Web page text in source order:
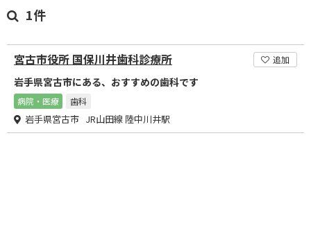
1件
宮古市役所 国保川井歯科診療所 追加
岩手県宮古市にある、おすすめの歯科です
病院・医療 歯科
岩手県宮古市 JR山田線 陸中川井駅